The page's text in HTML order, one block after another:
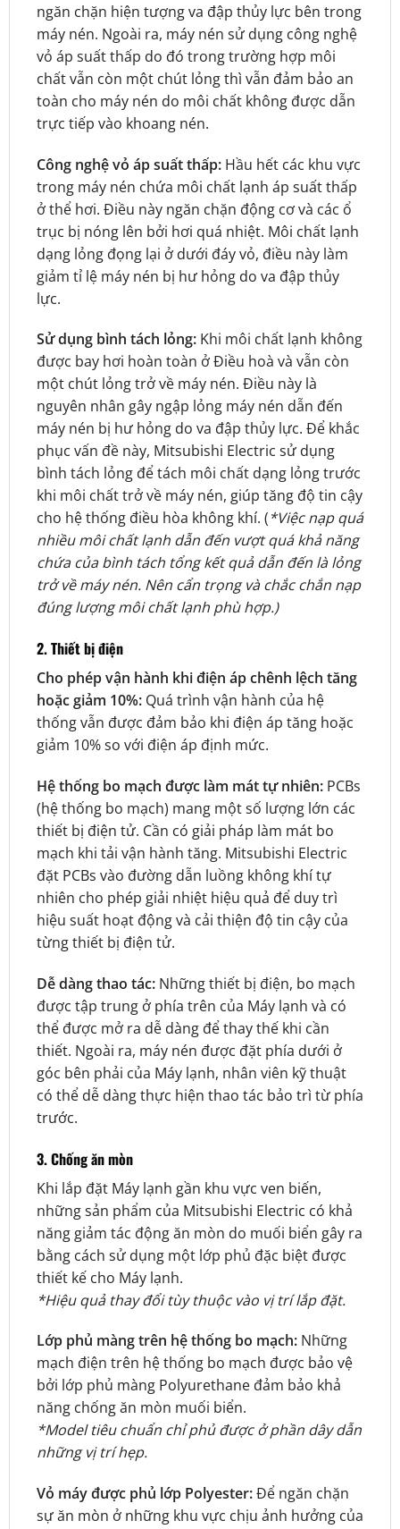
ngăn chặn hiện tượng va đập thủy lực bên trong
máy nén. Ngoài ra, máy nén sử dụng công nghệ
vỏ áp suất thấp do đó trong trường hợp môi
chất vẫn còn một chút lỏng thì vẫn đảm bảo an
toàn cho máy nén do môi chất không được dẫn
trực tiếp vào khoang nén.
Công nghệ vỏ áp suất thấp: Hầu hết các khu vực
trong máy nén chứa môi chất lạnh áp suất thấp
ở thể hơi. Điều này ngăn chặn động cơ và các ổ
trục bị nóng lên bởi hơi quá nhiệt. Môi chất lạnh
dạng lỏng đọng lại ở dưới đáy vỏ, điều này làm
giảm tỉ lệ máy nén bị hư hỏng do va đập thủy
lực.
Sử dụng bình tách lỏng:Khi môi chất lạnh không
được bay hơi hoàn toàn ở Điều hoà và vẫn còn
một chút lỏng trở về máy nén. Điều này là
nguyên nhân gây ngập lỏng máy nén dẫn đến
máy nén bị hư hỏng do va đập thủy lực. Để khắc
phục vấn đề này, Mitsubishi Electric sử dụng
bình tách lỏng để tách môi chất dạng lỏng trước
khi môi chất trở về máy nén, giúp tăng độ tin cậy
cho hệ thống điều hòa không khí. (*Việc nạp quá
nhiều môi chất lạnh dẫn đến vượt quá khả năng
chứa của bình tách tổng kết quả dẫn đến là lỏng
trở về máy nén. Nên cẩn trọng và chắc chắn nạp
đúng lượng môi chất lạnh phù hợp.)
2. Thiết bị điện
Cho phép vận hành khi điện áp chênh lệch tăng
hoặc giảm 10%: Quá trình vận hành của hệ
thống vẫn được đảm bảo khi điện áp tăng hoặc
giảm 10% so với điện áp định mức.
Hệ thống bo mạch được làm mát tự nhiên:PCBs
(hệ thống bo mạch) mang một số lượng lớn các
thiết bị điện tử. Cần có giải pháp làm mát bo
mạch khi tải vận hành tăng. Mitsubishi Electric
đặt PCBs vào đường dẫn luồng không khí tự
nhiên cho phép giải nhiệt hiệu quả để duy trì
hiệu suất hoạt động và cải thiện độ tin cậy của
từng thiết bị điện tử.
Dễ dàng thao tác:Những thiết bị điện, bo mạch
được tập trung ở phía trên của Máy lạnh và có
thể được mở ra dễ dàng để thay thế khi cần
thiết. Ngoài ra, máy nén được đặt phía dưới ở
góc bên phải của Máy lạnh, nhân viên kỹ thuật
có thể dễ dàng thực hiện thao tác bảo trì từ phía
trước.
3. Chống ăn mòn
Khi lắp đặt Máy lạnh gần khu vực ven biến,
những sản phẩm của Mitsubishi Electric có khả
năng giảm tác động ăn mòn do muối biển gây ra
bằng cách sử dụng một lớp phủ đặc biệt được
thiết kế cho Máy lạnh.
*Hiệu quả thay đổi tùy thuộc vào vị trí lắp đặt.
Lớp phủ màng trên hệ thống bo mạch: Những
mạch điện trên hệ thống bo mạch được bảo vệ
bởi lớp phủ màng Polyurethane đảm bảo khả
năng chống ăn mòn muối biển.
*Model tiêu chuẩn chỉ phủ được ở phần dây dẫn
những vị trí hẹp.
Vỏ máy được phủ lớp Polyester:Để ngăn chặn
sự ăn mòn ở những khu vực chịu ảnh hưởng của